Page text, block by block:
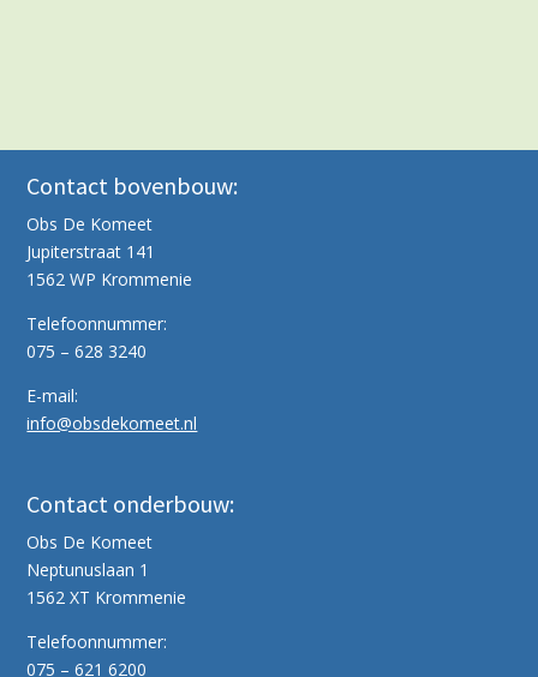
Contact bovenbouw:
Obs De Komeet
Jupiterstraat 141
1562 WP Krommenie
Telefoonnummer:
075 – 628 3240
E-mail:
info@obsdekomeet.nl
Contact onderbouw:
Obs De Komeet
Neptunuslaan 1
1562 XT Krommenie
Telefoonnummer:
075 – 621 6200